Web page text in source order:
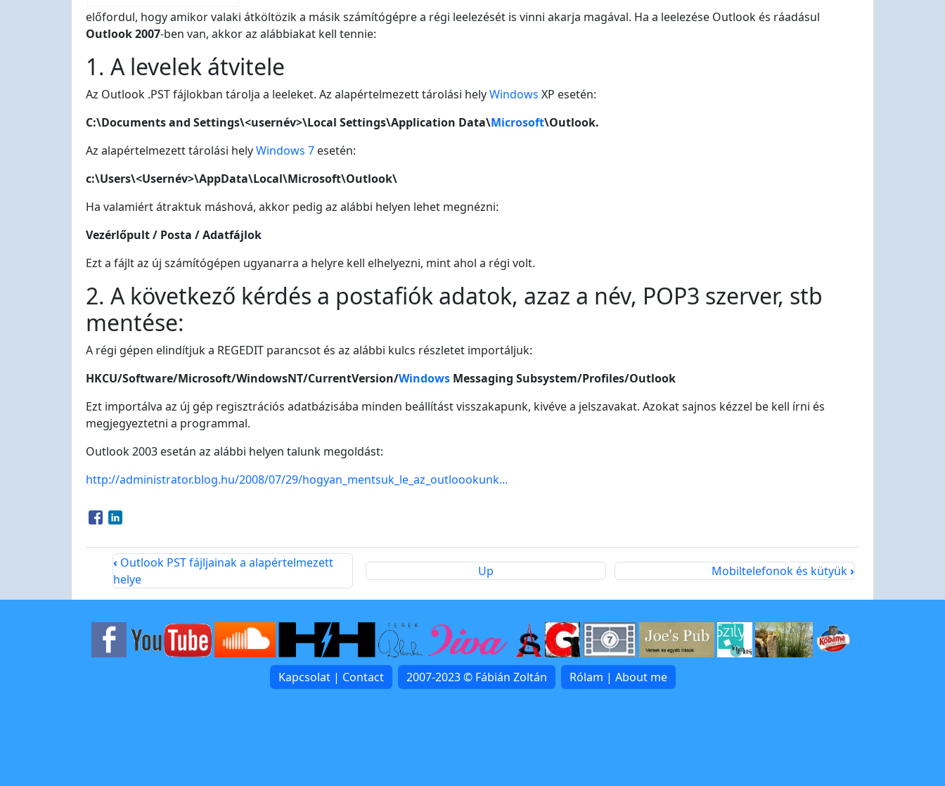
előfordul, hogy amikor valaki átköltözik a másik számítógépre a régi leelezését is vinni akarja magával. Ha a leelezése Outlook és ráadásul
Outlook 2007-ben van, akkor az alábbiakat kell tennie:
1. A levelek átvitele
Az Outlook .PST fájlokban tárolja a leeleket. Az alapértelmezett tárolási helyWindows XP esetén:
C:\Documents and Settings\<usernév>\Local Settings\Application Data\Microsoft\Outlook.
Az alapértelmezett tárolási helyWindows 7 esetén:
c:\Users\<Usernév>\AppData\Local\Microsoft\Outlook\
Ha valamiért átraktuk máshová, akkor pedig az alábbi helyen lehet megnézni:
Vezérlőpult / Posta / Adatfájlok
Ezt a fájlt az új számítógépen ugyanarra a helyre kell elhelyezni, mint ahol a régi volt.
2. A következő kérdés a postafiók adatok, azaz a név, POP3 szerver, stb
mentése:
A régi gépen elindítjuk a REGEDIT parancsot és az alábbi kulcs részletet importáljuk:
HKCU/Software/Microsoft/WindowsNT/CurrentVersion/Windows Messaging Subsystem/Profiles/Outlook
Ezt importálva az új gép regisztrációs adatbázisába minden beállítást visszakapunk, kivéve a jelszavakat. Azokat sajnos kézzel be kell írni és
megjegyeztetni a programmal.
Outlook 2003 esetán az alábbi helyen talunk megoldást:
http://administrator.blog.hu/2008/07/29/hogyan_mentsuk_le_az_outloookunk...
Opens in a new window
Opens in a new window
‹ Outlook PST fájljainak a alapértelmezett
helye
Up Mobiltelefonok és kütyük›
Kapcsolat | Contact 2007-2023 © Fábián Zoltán Rólam | About me